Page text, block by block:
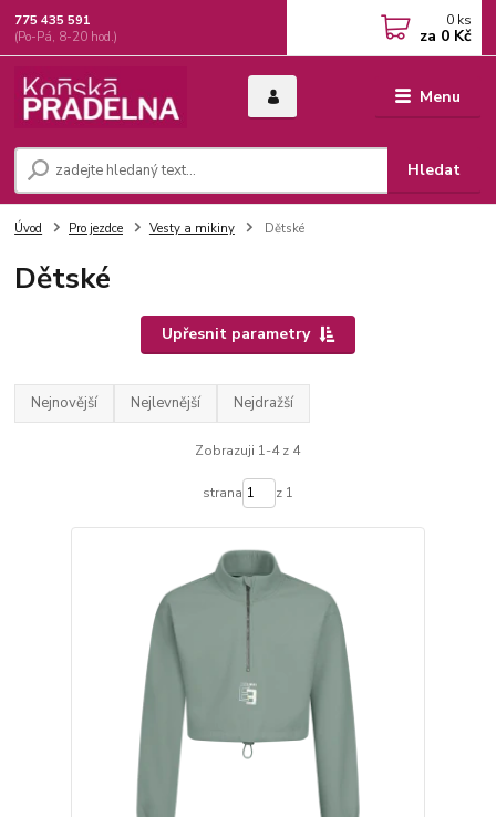
Menu
Hledat
775 435 591
(Po-Pá, 8-20 hod.)
0 ks
za 0 Kč
Úvod Pro jezdce Vesty a mikiny Dětské
Dětské
Upřesnit parametry
Nejnovější Nejlevnější Nejdražší
Zobrazuji 1-4 z 4
strana z 1